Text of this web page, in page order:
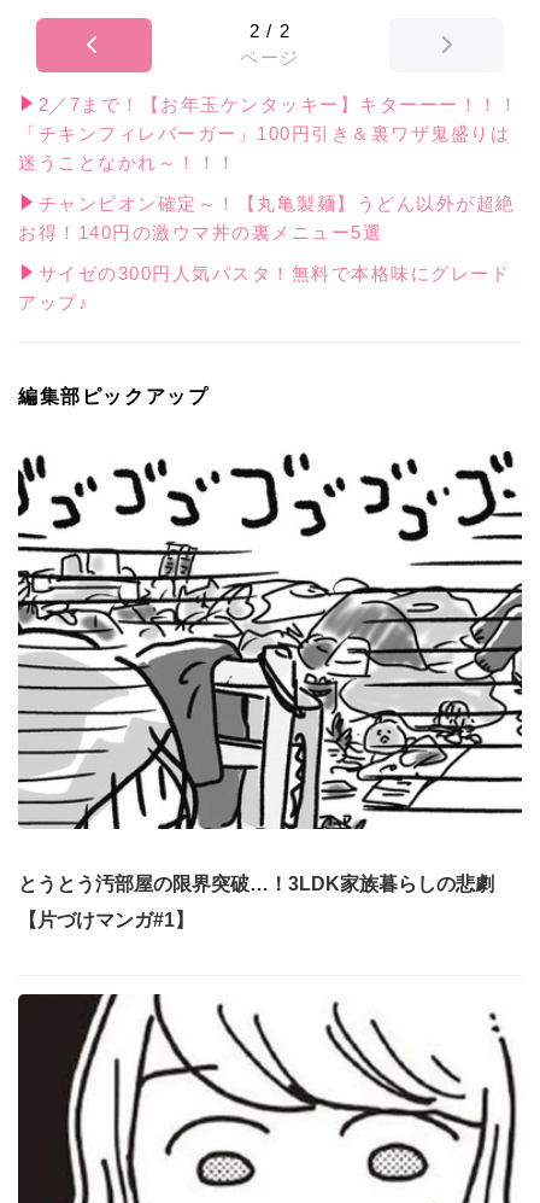
2 / 2
ページ
2／7まで！【お年玉ケンタッキー】キターーー！！！
「チキンフィレバーガー」100円引き＆裏ワザ鬼盛りは
迷うことなかれ～！！！
チャンピオン確定～！【丸亀製麺】うどん以外が超絶
お得！140円の激ウマ丼の裏メニュー5選
サイゼの300円人気パスタ！無料で本格味にグレード
アップ♪
編集部ピックアップ
とうとう汚部屋の限界突破…！3LDK家族暮らしの悲劇
【片づけマンガ#1】